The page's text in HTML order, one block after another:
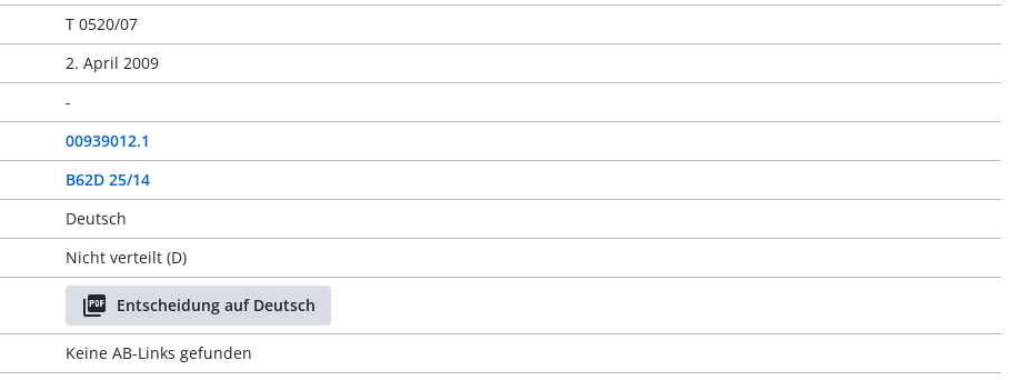
T 0520/07
2. April 2009
-
00939012.1
B62D 25/14
Deutsch
Nicht verteilt (D)
Entscheidung auf Deutsch
Keine AB-Links gefunden